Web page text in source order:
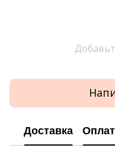
Доставка